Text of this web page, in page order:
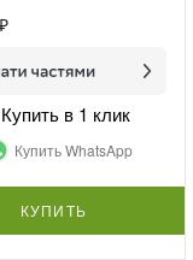
Купить в 1 клик
Купить WhatsApp
КУПИТЬ